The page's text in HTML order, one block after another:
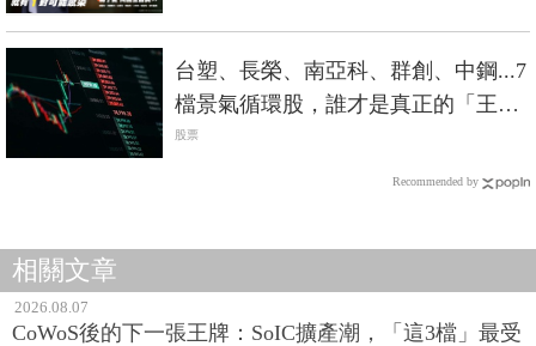
台塑、長榮、南亞科、群創、中鋼...7
檔景氣循環股，誰才是真正的「王
者」？
股票
Recommended by
相關文章
2026.08.07
CoWoS後的下一張王牌：SoIC擴產潮，「這3檔」最受